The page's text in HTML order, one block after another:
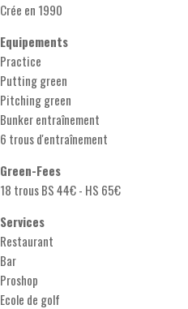
Crée en 1990
Equipements
Practice
Putting green
Pitching green
Bunker entraînement
6 trous d'entraînement
Green-Fees
18 trous BS 44€ - HS 65€
Services
Restaurant
Bar
Proshop
Ecole de golf